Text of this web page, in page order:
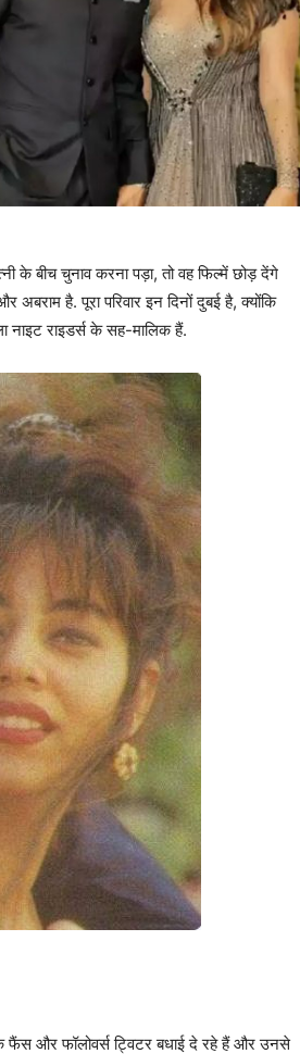
बीच चुनाव करना पड़ा, तो वह फिल्में छोड़ देंगे
है. पूरा परिवार इन दिनों दुबई है, क्योंकि
नाइट राइडर्स के सह-मालिक हैं.
फैंस और फॉलोवर्स ट्विटर बधाई दे रहे हैं और उनसे